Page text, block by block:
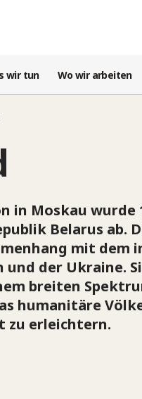
wir tun Wo wir arbeiten
in Moskau wurde
Belarus ab.
mit
und der Ukraine.
breiten
humanitäre
zu erleichtern.